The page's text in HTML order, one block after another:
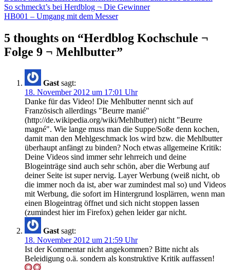
Beitragsnavigation
So schmeckt’s bei Herdblog ¬ Die Gewinner
HB001 – Umgang mit dem Messer
5 thoughts on “Herdblog Kochschule ¬
Folge 9 ¬ Mehlbutter”
Gast sagt:
18. November 2012 um 17:01 Uhr
Danke für das Video! Die Mehlbutter nennt sich auf
Französisch allerdings "Beurre manié"
(http://de.wikipedia.org/wiki/Mehlbutter) nicht "Beurre
magné". Wie lange muss man die Suppe/Soße denn kochen,
damit man den Mehlgeschmack los wird bzw. die Mehlbutter
überhaupt anfängt zu binden? Noch etwas allgemeine Kritik:
Deine Videos sind immer sehr lehrreich und deine
Blogeinträge sind auch sehr schön, aber die Werbung auf
deiner Seite ist super nervig. Layer Werbung (weiß nicht, ob
die immer noch da ist, aber war zumindest mal so) und Videos
mit Werbung, die sofort im Hintergrund losplärren, wenn man
einen Blogeintrag öffnet und sich nicht stoppen lassen
(zumindest hier im Firefox) gehen leider gar nicht.
Gast sagt:
18. November 2012 um 21:59 Uhr
Ist der Kommentar nicht angekommen? Bitte nicht als
Beleidigung o.ä. sondern als konstruktive Kritik auffassen!